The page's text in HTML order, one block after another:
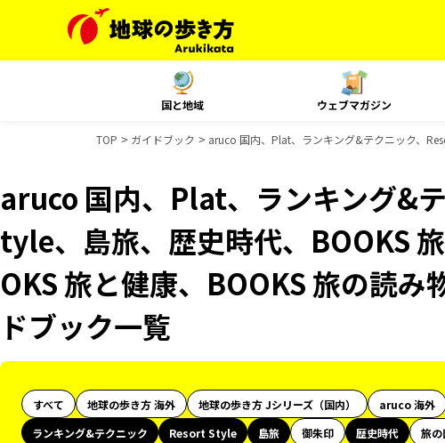
国と地域 ウェブマガジン
TOP ガイドブック aruco 国内、Plat、ランキング&テクニック、
aruco 国内、Plat、ランキング&
tyle、島旅、歴史時代、BOOKS
OKS 旅と健康、BOOKS 旅の読
ドブック一覧
すべて 地球の歩き方 海外 地球の歩き方 Jシリーズ（国内） aruco 海外
ランキング&テクニック
Resort Style 島旅 御朱印 歴史時代 旅の